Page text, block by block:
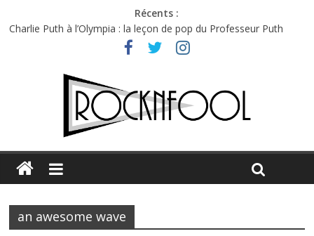
Récents :
Charlie Puth à l’Olympia : la leçon de pop du Professeur Puth
Festival Triptyque : un nouveau festival de musique indépendant
Hellfest 2026 vendredi : température et émotions en hausse
Hellfest 2026 jeudi : impossible de choisir entre chaleur et bonne
Première édition du Midgard Festival : entre bière, métal et
an awesome wave